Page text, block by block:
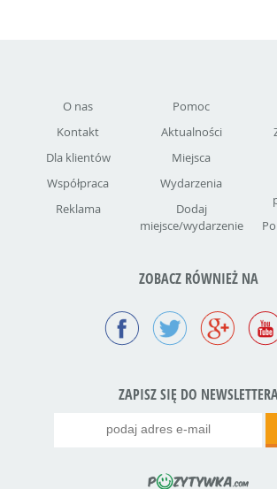
O nas
Kontakt
Dla klientów
Współpraca
Reklama
Pomoc
Aktualności
Miejsca
Wydarzenia
Dodaj
miejsce/wydarzenie
ZOBACZ RÓWNIEŻ NA
ZAPISZ SIĘ DO